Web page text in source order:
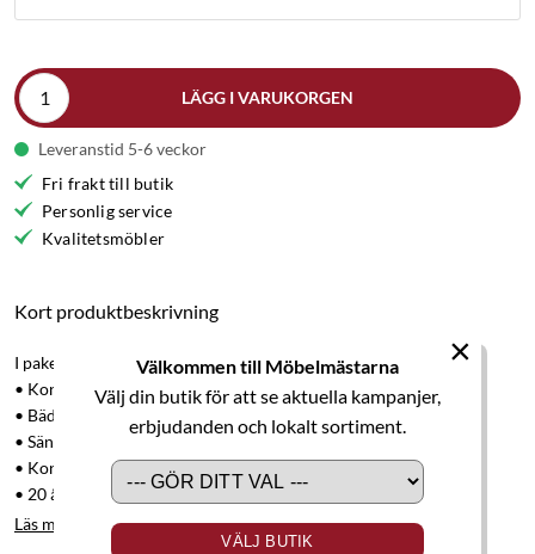
Välkommen till Möbelmästarna
Välj din butik för att se aktuella kampanjer,
erbjudanden och lokalt sortiment.
VÄLJ BUTIK
×
LÄGG I VARUKORGEN
Leveranstid 5-6 veckor
Fri frakt till butik
Personlig service
Kvalitetsmöbler
Kort produktbeskrivning
I paketet ingår:
• Kontinentalsäng Elegans 210x210 cm.
• Bäddmadrass Premium, höjd 7 cm.
• Sänggavel Ram slät, höjd 125 cm inkl. gavelben.
• Konat ben i trä, svart, höjd 19 cm.
• 20 års garanti mot fjäder- och rambrott.
Läs mer